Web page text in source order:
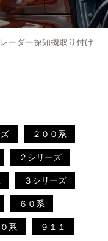
ーダー探知機取り付け
２００系
２シリーズ
３シリーズ
６０系
系 ９１１